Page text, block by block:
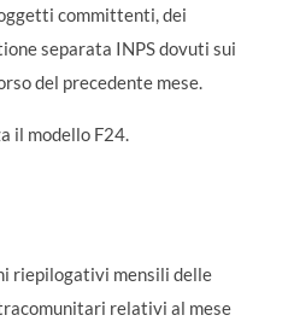
committenti, dei
separata INPS dovuti sui
del precedente mese.
il modello F24.
riepilogativi mensili delle
relativi al mese